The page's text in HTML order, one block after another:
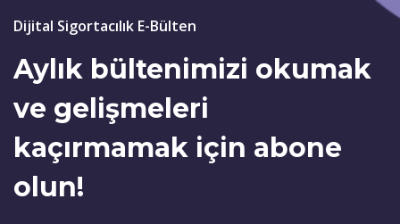
Dijital Sigortacılık E-Bülten
Aylık bültenimizi okumak
ve gelişmeleri
kaçırmamak için abone
olun!